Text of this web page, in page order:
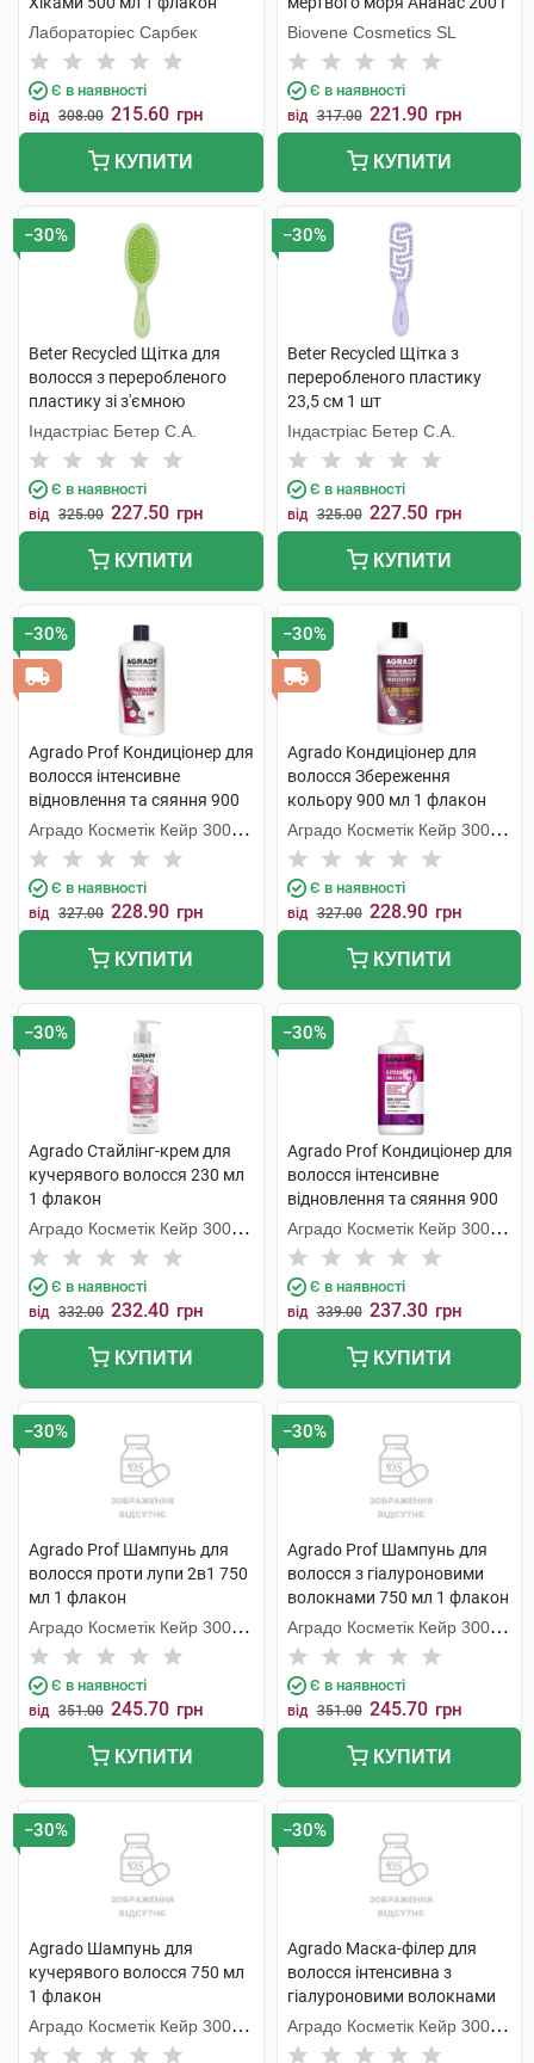
Лабораторіес Сарбек
Є в наявності
від 308.00 215.60 грн
КУПИТИ
1 банка
Biovene Cosmetics SL
Є в наявності
від 317.00 221.90 грн
КУПИТИ
−30%
Beter Recycled Щітка для
волосся з переробленого
пластику зі з'ємною
подушечкою 17,4 см 1 шт
Індастріас Бетер С.А.
Є в наявності
від 325.00 227.50 грн
КУПИТИ
−30%
Beter Recycled Щітка з
переробленого пластику
23,5 см 1 шт
Індастріас Бетер С.А.
Є в наявності
від 325.00 227.50 грн
КУПИТИ
−30%
Agrado Prof Кондиціонер для
волосся інтенсивне
відновлення та сяяння 900
мл 1 флакон
Аградо Косметік Кейр 3000
С.Л.У.
Є в наявності
від 327.00 228.90 грн
КУПИТИ
−30%
Agrado Кондиціонер для
волосся Збереження
кольору 900 мл 1 флакон
Аградо Косметік Кейр 3000
С.Л.У.
Є в наявності
від 327.00 228.90 грн
КУПИТИ
−30%
Agrado Стайлінг-крем для
кучерявого волосся 230 мл
1 флакон
Аградо Косметік Кейр 3000
С.Л.У.
Є в наявності
від 332.00 232.40 грн
КУПИТИ
−30%
Agrado Prof Кондиціонер для
волосся інтенсивне
відновлення та сяяння 900
мл 1 флакон
Аградо Косметік Кейр 3000
С.Л.У.
Є в наявності
від 339.00 237.30 грн
КУПИТИ
−30%
Agrado Prof Шампунь для
волосся проти лупи 2в1 750
мл 1 флакон
Аградо Косметік Кейр 3000
С.Л.У.
Є в наявності
від 351.00 245.70 грн
КУПИТИ
−30%
Agrado Prof Шампунь для
волосся з гіалуроновими
волокнами 750 мл 1 флакон
Аградо Косметік Кейр 3000
С.Л.У.
Є в наявності
від 351.00 245.70 грн
КУПИТИ
−30%
Agrado Шампунь для
кучерявого волосся 750 мл
1 флакон
Аградо Косметік Кейр 3000
С.Л.У.
−30%
Agrado Маска-філер для
волосся інтенсивна з
гіалуроновими волокнами
400 мл 1 банка
Аградо Косметік Кейр 3000
С.Л.У.